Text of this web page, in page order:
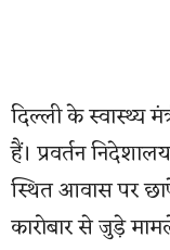
दिल्ली के स्वास्थ्य
हैं। प्रवर्तन
स्थित आवास पर
कारोबार से जुड़े